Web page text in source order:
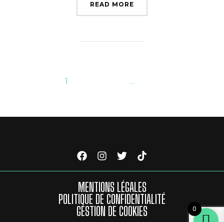
READ MORE
1 …
MENTIONS LÉGALES
POLITIQUE DE CONFIDENTIALITÉ
GESTION DE COOKIES
0